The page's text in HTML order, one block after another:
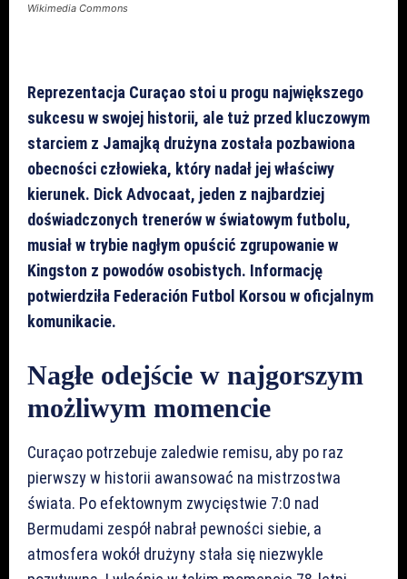
Wikimedia Commons
Reprezentacja Curaçao stoi u progu największego
sukcesu w swojej historii, ale tuż przed kluczowym
starciem z Jamajką drużyna została pozbawiona
obecności człowieka, który nadał jej właściwy
kierunek. Dick Advocaat, jeden z najbardziej
doświadczonych trenerów w światowym futbolu,
musiał w trybie nagłym opuścić zgrupowanie w
Kingston z powodów osobistych. Informację
potwierdziła Federación Futbol Korsou w oficjalnym
komunikacie.
Nagłe odejście w najgorszym
możliwym momencie
Curaçao potrzebuje zaledwie remisu, aby po raz
pierwszy w historii awansować na mistrzostwa
świata. Po efektownym zwycięstwie 7:0 nad
Bermudami zespół nabrał pewności siebie, a
atmosfera wokół drużyny stała się niezwykle